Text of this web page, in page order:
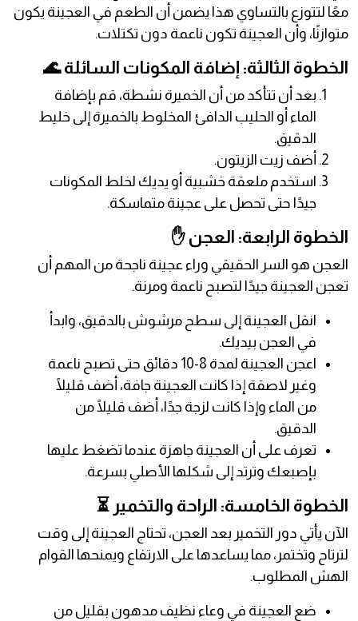
معًا لتتوزع بالتساوي هذا يضمن أن الطعم في العجينة يكون
متوازنًا، وأن العجينة تكون ناعمة دون تكتلات.
الخطوة الثالثة: إضافة المكونات السائلة 🌊
بعد أن تتأكد من أن الخميرة نشطة، قم بإضافة
الماء أو الحليب الدافئ المخلوط بالخميرة إلى خليط
الدقيق.
أضف زيت الزيتون.
استخدم ملعقة خشبية أو يديك لخلط المكونات
جيدًا حتى تحصل على عجينة متماسكة.
الخطوة الرابعة: العجن ✋
العجن هو السر الحقيقي وراء عجينة ناجحة من المهم أن
تعجن العجينة جيدًا لتصبح ناعمة ومرنة.
انقل العجينة إلى سطح مرشوش بالدقيق، وابدأ
في العجن بيديك.
اعجن العجينة لمدة 8-10 دقائق حتى تصبح ناعمة
وغير لاصقة إذا كانت العجينة جافة، أضف قليلًا
من الماء وإذا كانت لزجة جدًا، أضف قليلًا من
الدقيق.
تعرف على أن العجينة جاهزة عندما تضغط عليها
بإصبعك وترتد إلى شكلها الأصلي بسرعة.
الخطوة الخامسة: الراحة والتخمير ⏳
الآن يأتي دور التخمير بعد العجن، تحتاج العجينة إلى وقت
لترتاح وتختمر، مما يساعدها على الارتفاع ويمنحها القوام
الهش المطلوب.
ضع العجينة في وعاء نظيف مدهون بقليل من